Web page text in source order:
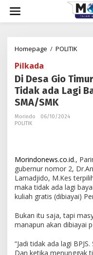
konten
Homepage / POLITIKDi
Timur
Hafid
di
Pilkada
Di Desa Gio
Tidak ada Lagi
SMA/SMK
Morindo
06/10/2024
POLITIK
Morindonews.co.id.,
gubernur nomor 2,
Lamadjido, M.Kes
maka tidak ada lagi
kuliah gratis (dibiayai)
Bukan itu saja, tapi
manapun akan dibiayai
“Jadi tidak ada lagi
Dan ketika menunggak